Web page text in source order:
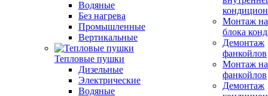
Водяные
Без нагрева
Промышленные
Вертикальные
Тепловые пушки
Дизельные
Электрические
Водяные
Монтаж
блока
Демонтаж
фанкойлов
Монтаж
фанкойлов
Демонтаж